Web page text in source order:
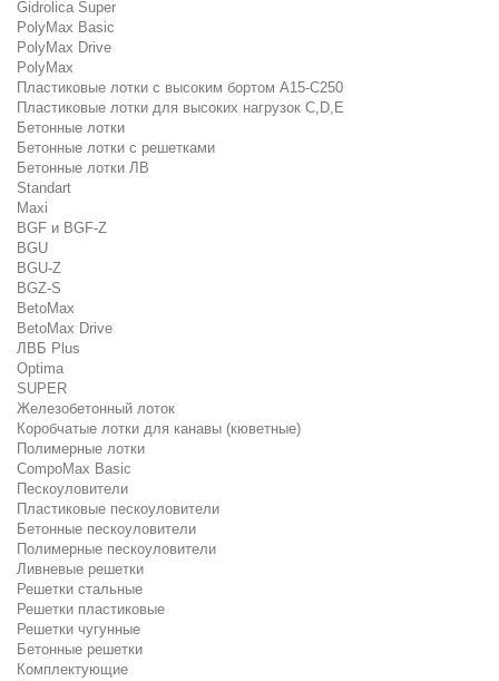
Gidrolica Super
PolyMax Basic
PolyMax Drive
PolyMax
Пластиковые лотки с высоким бортом А15-C250
Пластиковые лотки для высоких нагрузок C,D,E
Бетонные лотки
Бетонные лотки с решетками
Бетонные лотки ЛВ
Standart
Maxi
BGF и BGF-Z
BGU
BGU-Z
BGZ-S
BetoMax
BetoMax Drive
ЛВБ Plus
Optima
SUPER
Железобетонный лоток
Коробчатые лотки для канавы (кюветные)
Полимерные лотки
CompoMax Basic
Пескоуловители
Пластиковые пескоуловители
Бетонные пескоуловители
Полимерные пескоуловители
Ливневые решетки
Решетки стальные
Решетки пластиковые
Решетки чугунные
Бетонные решетки
Комплектующие